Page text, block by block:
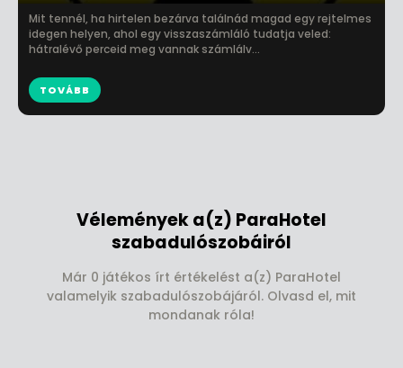
Mit tennél, ha hirtelen bezárva találnád magad egy rejtelmes
idegen helyen, ahol egy visszaszámláló tudatja veled:
hátralévő perceid meg vannak számlálv...
TOVÁBB
Vélemények a(z) ParaHotel
szabadulószobáiról
Már 0 játékos írt értékelést a(z) ParaHotel
valamelyik szabadulószobájáról. Olvasd el, mit
mondanak róla!